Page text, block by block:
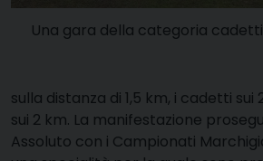
Una gara della categoria cadetti
sulla distanza di 1,5 km, i cadetti
sui 2 km. La manifestazione
Assoluto con i Campionati